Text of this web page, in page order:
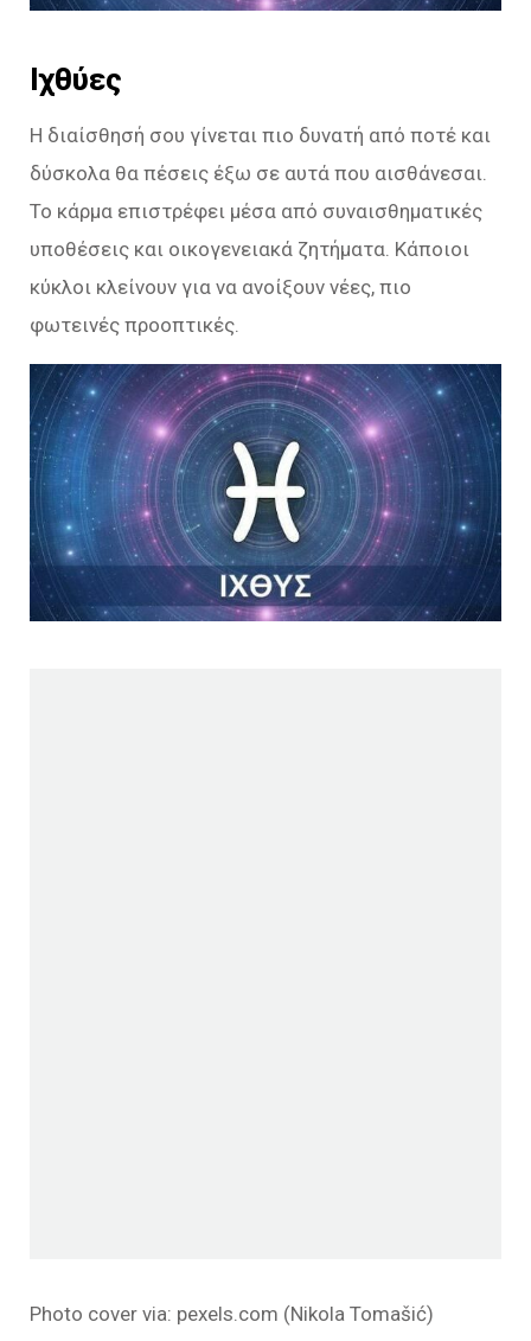
Ιχθύες
Η διαίσθησή σου γίνεται πιο δυνατή από ποτέ και
δύσκολα θα πέσεις έξω σε αυτά που αισθάνεσαι.
Το κάρμα επιστρέφει μέσα από συναισθηματικές
υποθέσεις και οικογενειακά ζητήματα. Κάποιοι
κύκλοι κλείνουν για να ανοίξουν νέες, πιο
φωτεινές προοπτικές.
Photo cover via: pexels.com (Nikola Tomašić)